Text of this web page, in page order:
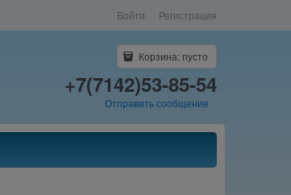
Войти Регистрация
Корзина: пусто
+7(7142)53-85-54
Отправить сообщение